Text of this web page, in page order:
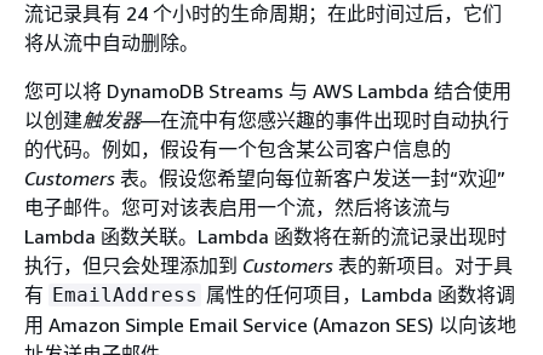
流记录具有 24 个小时的生命周期；在此时间过后，它们
将从流中自动删除。
您可以将 DynamoDB Streams 与 AWS Lambda 结合使用
以创建触发器—在流中有您感兴趣的事件出现时自动执行
的代码。例如，假设有一个包含某公司客户信息的
Customers 表。假设您希望向每位新客户发送一封“欢迎”
电子邮件。您可对该表启用一个流，然后将该流与
Lambda 函数关联。Lambda 函数将在新的流记录出现时
执行，但只会处理添加到 Customers 表的新项目。对于具
有 EmailAddress 属性的任何项目，Lambda 函数将调
用 Amazon Simple Email Service (Amazon SES) 以向该地